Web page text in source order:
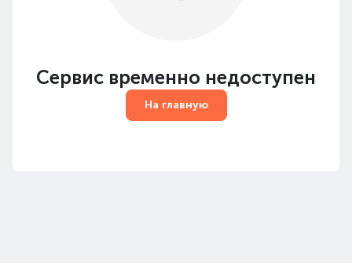
Сервис временно недоступен
На главную